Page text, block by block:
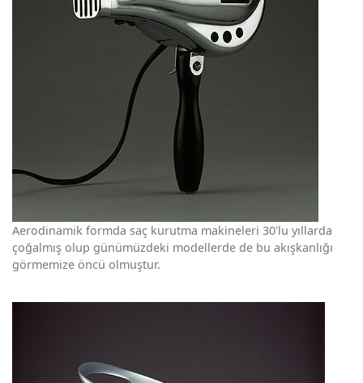
Aerodinamik formda saç kurutma makineleri 30'lu yıllarda
çoğalmış olup günümüzdeki modellerde de bu akışkanlığı
görmemize öncü olmuştur.